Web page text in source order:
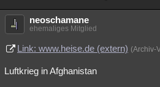
neoschamane
ehemaliges Mitglied
Link: www.heise.de (extern) (Archiv-
Luftkrieg in Afghanistan